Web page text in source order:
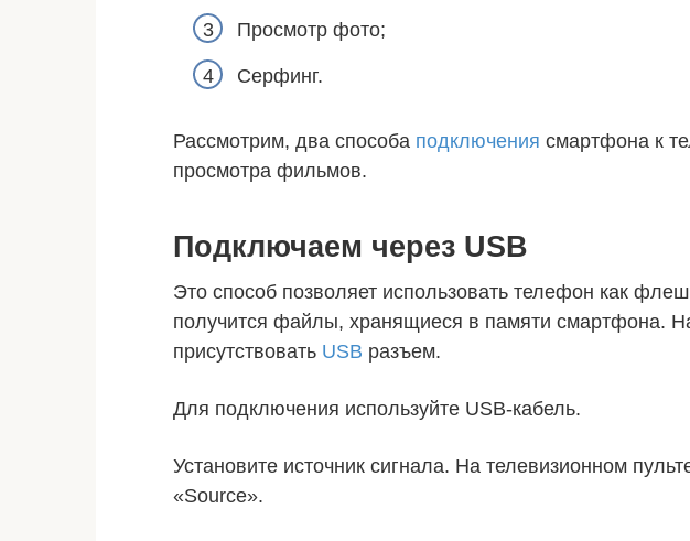
Просмотр фото;
Серфинг.
Рассмотрим, два способа подключения смартфона к
просмотра фильмов.
Подключаем через USB
Это способ позволяет использовать телефон как
получится файлы, хранящиеся в памяти смартфона.
присутствовать USB разъем.
Для подключения используйте USB-кабель.
Установите источник сигнала. На телевизионном
«Source».